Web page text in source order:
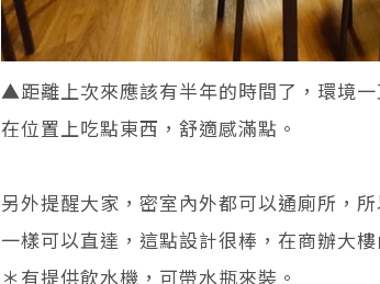
▲距離上次來應該有半年的時間了，環境
在位置上吃點東西，舒適感滿點。
另外提醒大家，密室內外都可以通廁所，
一樣可以直達，這點設計很棒，在商辦大
＊有提供飲水機，可帶水瓶來裝。